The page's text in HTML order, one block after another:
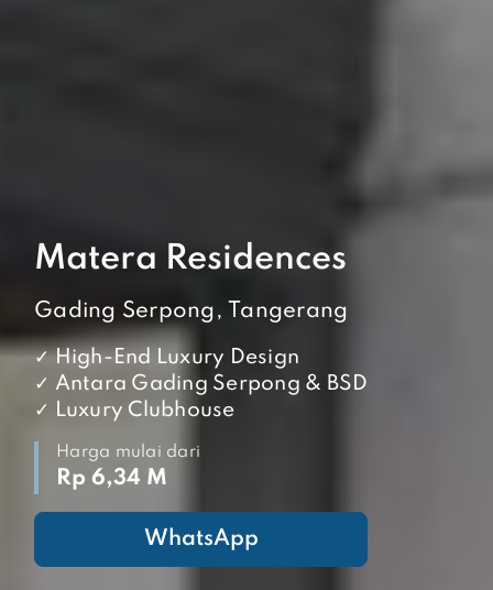
Matera Residences
Gading Serpong, Tangerang
✓ High-End Luxury Design
✓ Antara Gading Serpong & BSD
✓ Luxury Clubhouse
Harga mulai dari
Rp 6,34 M
WhatsApp